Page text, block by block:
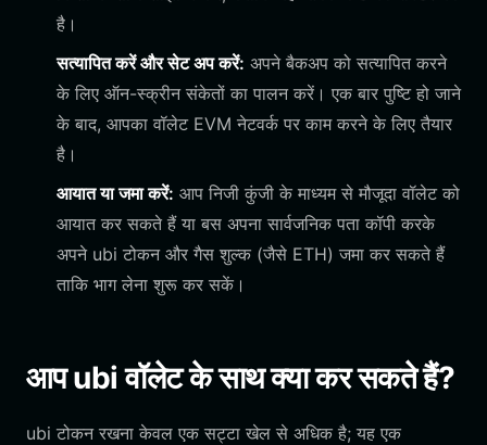
है।
सत्यापित करें और सेट अप करें: अपने बैकअप को सत्यापित करने
के लिए ऑन-स्क्रीन संकेतों का पालन करें। एक बार पुष्टि हो जाने
के बाद, आपका वॉलेट EVM नेटवर्क पर काम करने के लिए तैयार
है।
आयात या जमा करें: आप निजी कुंजी के माध्यम से मौजूदा वॉलेट को
आयात कर सकते हैं या बस अपना सार्वजनिक पता कॉपी करके
अपने ubi टोकन और गैस शुल्क (जैसे ETH) जमा कर सकते हैं
ताकि भाग लेना शुरू कर सकें।
आप ubi वॉलेट के साथ क्या कर सकते हैं?
ubi टोकन रखना केवल एक सट्टा खेल से अधिक है; यह एक